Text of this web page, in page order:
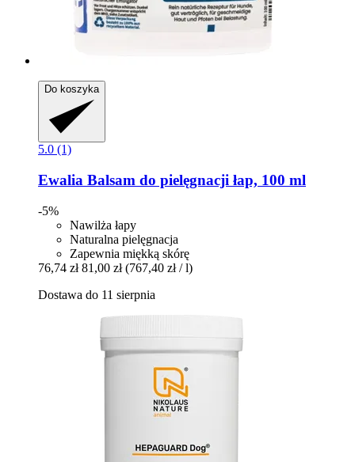
Do koszyka
5.0 (1)
Ewalia Balsam do pielęgnacji łap, 100 ml
-5%
Nawilża łapy
Naturalna pielęgnacja
Zapewnia miękką skórę
76,74 zł 81,00 zł (767,40 zł / l)
Dostawa do 11 sierpnia